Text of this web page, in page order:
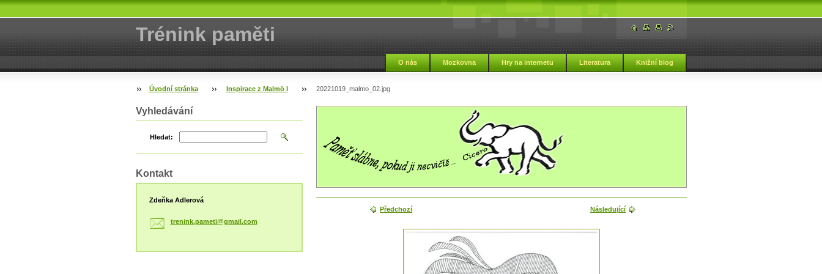
Trénink paměti
O nás Mozkovna Hry na internetu Literatura Knižní blog
Úvodní stránka Inspirace z Malmö I 20221019_malmo_02.jpg
Předchozí Následující
Vyhledávání
Hledat:
Kontakt
Zdeňka Adlerová
trenink.pameti@gmail.com